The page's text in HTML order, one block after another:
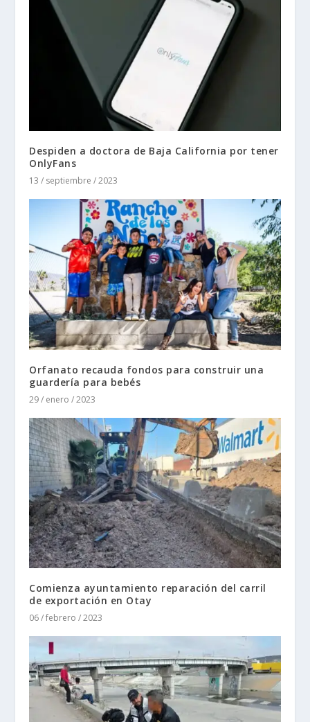
Despiden a doctora de Baja California por tener
OnlyFans
13 / septiembre / 2023
Orfanato recauda fondos para construir una
guardería para bebés
29 / enero / 2023
Comienza ayuntamiento reparación del carril
de exportación en Otay
06 / febrero / 2023